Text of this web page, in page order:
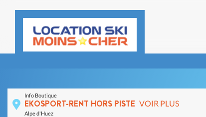
Info Boutique
EKOSPORT-RENT HORS PISTE VOIR PLUS
Alpe d'Huez